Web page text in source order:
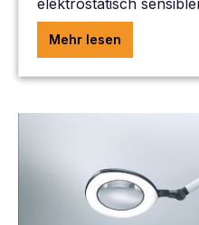
elektrostatisch
Mehr lesen